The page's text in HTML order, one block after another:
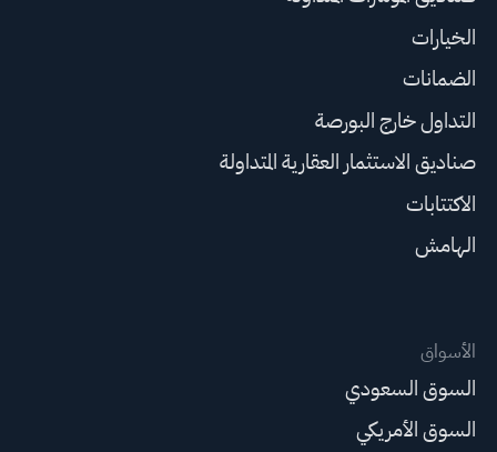
الخيارات
الضمانات
التداول خارج البورصة
صناديق الاستثمار العقارية المتداولة
الاكتتابات
الهامش
الأسواق
السوق السعودي
السوق الأمريكي